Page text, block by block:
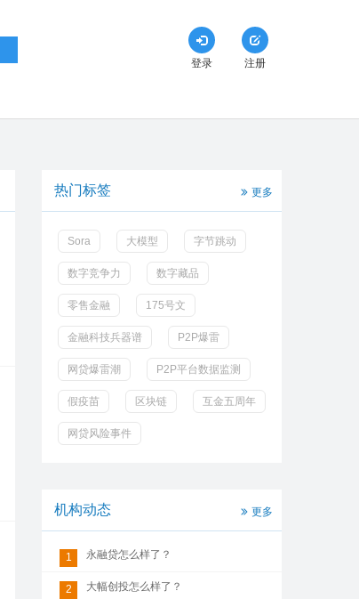
登录 注册
热门标签 更多
Sora 大模型 字节跳动
数字竞争力 数字藏品
零售金融 175号文
金融科技兵器谱 P2P爆雷
网贷爆雷潮 P2P平台数据监测
假疫苗 区块链 互金五周年
网贷风险事件
机构动态 更多
1 永融贷怎么样了？
2 大幅创投怎么样了？